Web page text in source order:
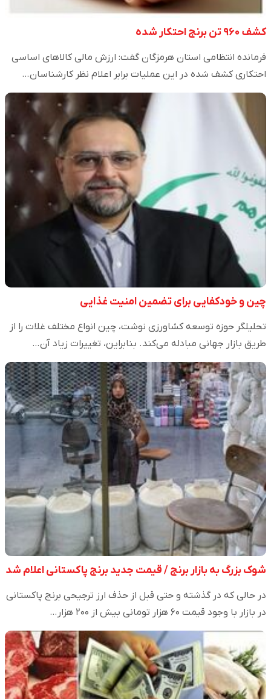
کشف ۹۶۰ تن برنج احتکار شده
فرمانده انتظامی استان هرمزگان گفت: ارزش مالی کالا‌های اساسی
احتکاری کشف شده در این عملیات برابر اعلام نظر کارشناسان…
چین و خودکفایی برای تضمین امنیت غذایی
تحلیلگر حوزه توسعه کشاورزی نوشت، چین انواع مختلف غلات را از
طریق بازار جهانی مبادله می‌کند. بنابراین، تغییرات زیاد آن…
شوک بزرگ به بازار برنج / قیمت جدید برنج پاکستانی اعلام شد
در حالی که در گذشته و حتی قبل از حذف ارز ترجیحی برنج پاکستانی
در بازار با وجود قیمت ۶۰ هزار تومانی بیش از ۲۰۰ هزار…